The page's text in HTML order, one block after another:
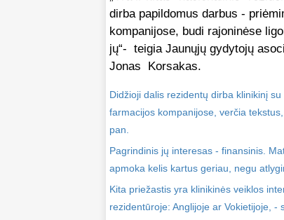
dirba papildomus darbus -
kompanijose, budi rajoninėse
jų“- teigia Jaunųjų gydytojų
Jonas Korsakas.
Didžioji dalis rezidentų dirba klinikinį
farmacijos kompanijose, verčia
pan.
Pagrindinis jų interesas - finansinis.
apmoka kelis kartus geriau, negu
Kita priežastis yra klinikinės veiklos
rezidentūroje: Anglijoje ar Vokietijoje,